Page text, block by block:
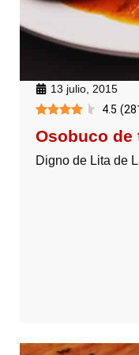
13 julio, 2015
4.5 (
Osobuco de
Digno de Lita de